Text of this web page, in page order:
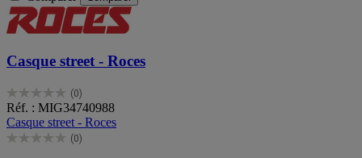
Casque street - Roces
(0)
0.0
sur
5
étoiles.
Réf. : MIG34740988
Casque street - Roces
(0)
0.0